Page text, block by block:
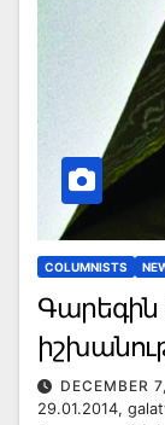
COLUMNISTS
Գարեգին
DECEMBER
29.01.2014,